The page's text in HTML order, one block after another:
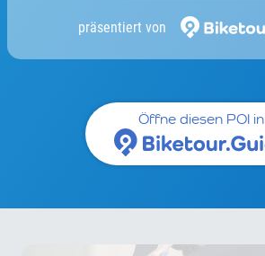
präsentiert von
Öffne diesen POI in